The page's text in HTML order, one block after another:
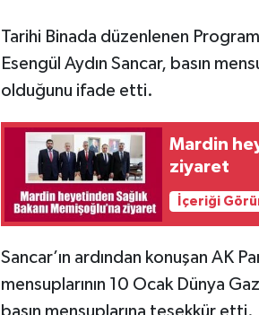
Tarihi Binada düzenlenen
Esengül Aydın Sancar, basın
olduğunu ifade etti.
Mardin
ziyaret
İçeriği
Sancar’ın ardından konuşan AK
mensuplarının 10 Ocak Dünya